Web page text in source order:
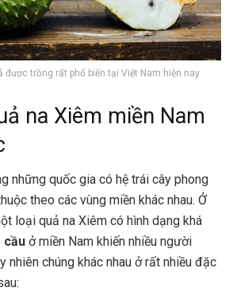
được trồng rất phổ biến tại Việt Nam hiện nay
na Xiêm miền Nam
những quốc gia có hệ trái cây phong
theo các vùng miền khác nhau. Ở
loại quả na Xiêm có hình dạng khá
cầu ở miền Nam khiến nhiều người
nhiên chúng khác nhau ở rất nhiều đặc